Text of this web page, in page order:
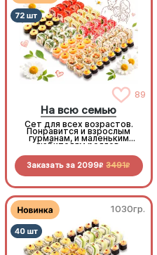
89
На всю семью
Сет для всех возрастов.
Понравится и взрослым
гурманам, и маленьким
любителям роллов.
яркие вкусы и нежные
сочетания. Безусловный хит
Заказать за 2099R 3491R
1030гр.